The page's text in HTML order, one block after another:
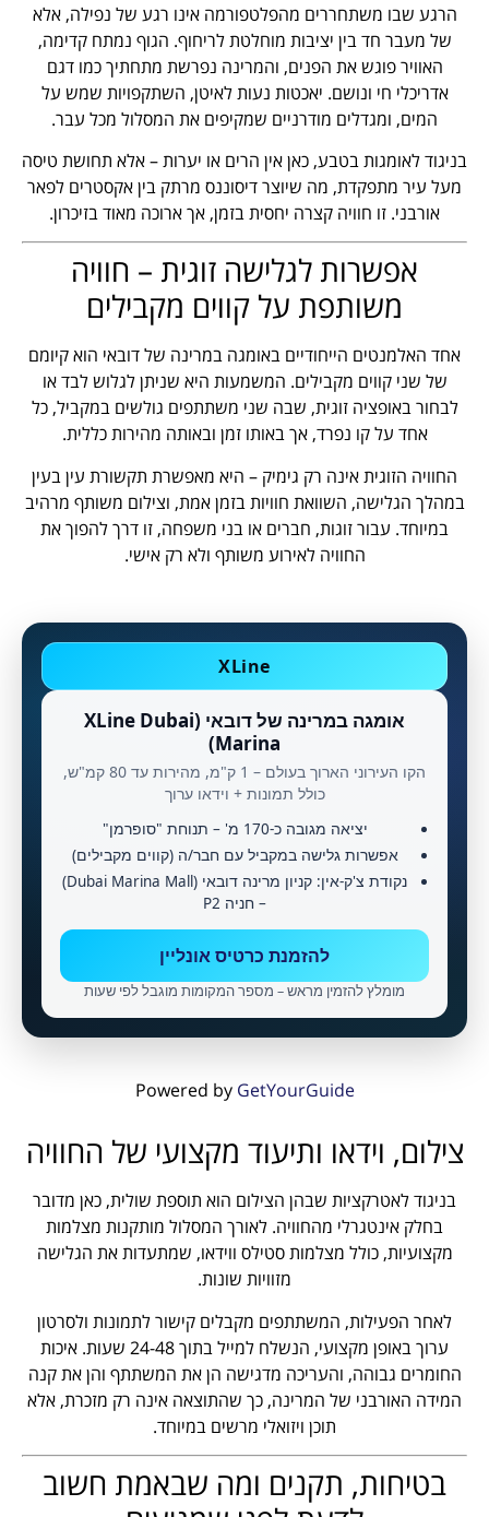
הרגע שבו משתחררים מהפלטפורמה אינו רגע של נפילה, אלא
של מעבר חד בין יציבות מוחלטת לריחוף. הגוף נמתח קדימה,
האוויר פוגש את הפנים, והמרינה נפרשת מתחתיך כמו דגם
אדריכלי חי ונושם. יאכטות נעות לאיטן, השתקפויות שמש על
המים, ומגדלים מודרניים שמקיפים את המסלול מכל עבר.
בניגוד לאומגות בטבע, כאן אין הרים או יערות – אלא תחושת טיסה
מעל עיר מתפקדת, מה שיוצר דיסוננס מרתק בין אקסטרים לפאר
אורבני. זו חוויה קצרה יחסית בזמן, אך ארוכה מאוד בזיכרון.
אפשרות לגלישה זוגית – חוויה
משותפת על קווים מקבילים
אחד האלמנטים הייחודיים באומגה במרינה של דובאי הוא קיומם
של שני קווים מקבילים. המשמעות היא שניתן לגלוש לבד או
לבחור באופציה זוגית, שבה שני משתתפים גולשים במקביל, כל
אחד על קו נפרד, אך באותו זמן ובאותה מהירות כללית.
החוויה הזוגית אינה רק גימיק – היא מאפשרת תקשורת עין בעין
במהלך הגלישה, השוואת חוויות בזמן אמת, וצילום משותף מרהיב
במיוחד. עבור זוגות, חברים או בני משפחה, זו דרך להפוך את
החוויה לאירוע משותף ולא רק אישי.
XLine
אומגה במרינה של דובאי (XLine Dubai
Marina)
הקו העירוני הארוך בעולם – 1 ק"מ, מהירות עד 80 קמ"ש,
כולל תמונות + וידאו ערוך
יציאה מגובה כ-170 מ' – תנוחת "סופרמן"
אפשרות גלישה במקביל עם חבר/ה (קווים מקבילים)
נקודת צ'ק-אין: קניון מרינה דובאי (Dubai Marina Mall)
– חניה P2
להזמנת כרטיס אונליין
מומלץ להזמין מראש – מספר המקומות מוגבל לפי שעות
Powered by GetYourGuide
צילום, וידאו ותיעוד מקצועי של החוויה
בניגוד לאטרקציות שבהן הצילום הוא תוספת שולית, כאן מדובר
בחלק אינטגרלי מהחוויה. לאורך המסלול מותקנות מצלמות
מקצועיות, כולל מצלמות סטילס ווידאו, שמתעדות את הגלישה
מזוויות שונות.
לאחר הפעילות, המשתתפים מקבלים קישור לתמונות ולסרטון
ערוך באופן מקצועי, הנשלח למייל בתוך 24-48 שעות. איכות
החומרים גבוהה, והעריכה מדגישה הן את המשתתף והן את קנה
המידה האורבני של המרינה, כך שהתוצאה אינה רק מזכרת, אלא
תוכן ויזואלי מרשים במיוחד.
בטיחות, תקנים ומה שבאמת חשוב